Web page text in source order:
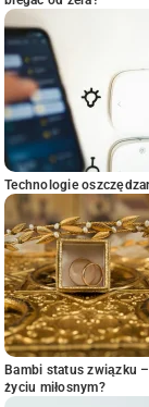
Technologie
Bambi status związku
życiu miłosnym?